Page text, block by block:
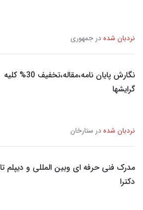
نردبان شدهدر جمهوری
نگارش پایان نامه،مقاله،تخفیف 30% کلیه
گرایشها
نردبان شدهدر ستارخان
مدرک فنی حرفه ای وبین المللی و دیپلم تا
دکترا